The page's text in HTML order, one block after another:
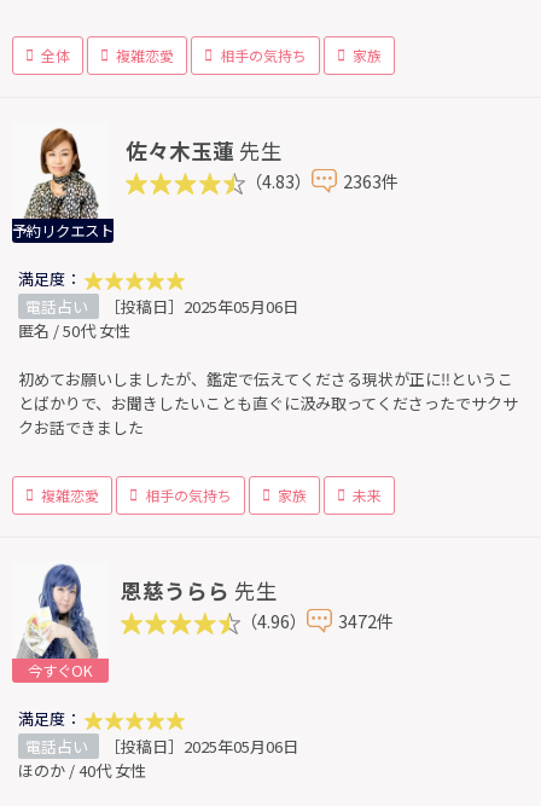
全体 複雑恋愛 相手の気持ち 家族
予約リクエスト
佐々木玉蓮 先生
（4.83） 2363件
満足度：
電話占い
［投稿日］2025年05月06日
匿名 / 50代 女性
初めてお願いしましたが、鑑定で伝えてくださる現状が正に‼︎というこ
とばかりで、お聞きしたいことも直ぐに汲み取ってくださったでサクサ
クお話できました
複雑恋愛 相手の気持ち 家族 未来
今すぐOK
恩慈うらら 先生
（4.96） 3472件
満足度：
電話占い
［投稿日］2025年05月06日
ほのか / 40代 女性